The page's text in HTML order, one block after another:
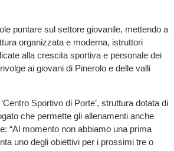
puntare sul settore giovanile, mettendo a
organizzata e moderna, istruttori
alla crescita sportiva e personale dei
ai giovani di Pinerolo e delle valli
Sportivo di Porte’, struttura dotata di
che permette gli allenamenti anche
“Al momento non abbiamo una prima
uno degli obiettivi per i prossimi tre o